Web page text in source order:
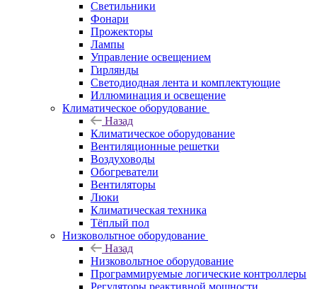
Светильники
Фонари
Прожекторы
Лампы
Управление освещением
Гирлянды
Светодиодная лента и комплектующие
Иллюминация и освещение
Климатическое оборудование
Назад
Климатическое оборудование
Вентиляционные решетки
Воздуховоды
Обогреватели
Вентиляторы
Люки
Климатическая техника
Тёплый пол
Низковольтное оборудование
Назад
Низковольтное оборудование
Программируемые логические контроллеры
Регуляторы реактивной мощности